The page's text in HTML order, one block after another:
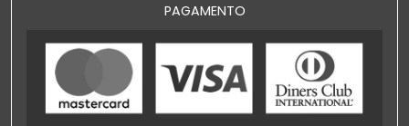
PAGAMENTO